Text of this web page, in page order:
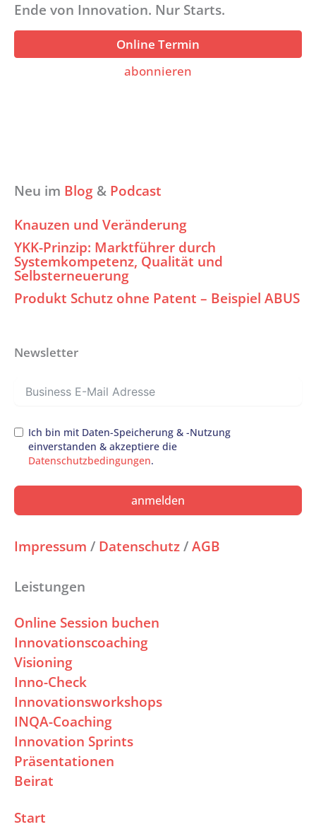
Ende von Innovation. Nur Starts.
Online Termin
abonnieren
Neu im Blog & Podcast
Knauzen und Veränderung
YKK-Prinzip: Marktführer durch
Systemkompetenz, Qualität und
Selbsterneuerung
Produkt Schutz ohne Patent – Beispiel ABUS
Newsletter
Ich bin mit Daten-Speicherung & -Nutzung
einverstanden & akzeptiere die
Datenschutzbedingungen.
anmelden
Impressum / Datenschutz / AGB
Leistungen
Online Session buchen
Innovationscoaching
Visioning
Inno-Check
Innovationsworkshops
INQA-Coaching
Innovation Sprints
Präsentationen
Beirat
Start